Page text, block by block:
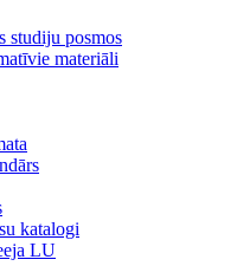
studiju posmos
materiāli
katalogi
LU